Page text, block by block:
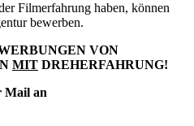
Filmerfahrung haben, können
bewerben.
VON
MIT DREHERFAHRUNG!
Mail an